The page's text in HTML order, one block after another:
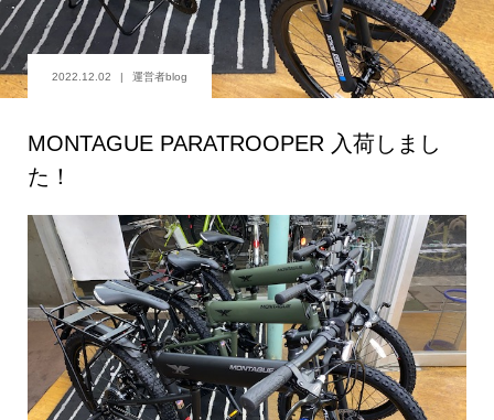
2022.12.02 運営者blog
MONTAGUE PARATROOPER 入荷しまし
た！